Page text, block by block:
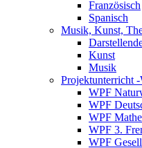
Französisch
Spanisch
Musik, Kunst,
Kunst
Musik
Projektunterricht
WPF
WPF
WPF
WPF 3.
WPF